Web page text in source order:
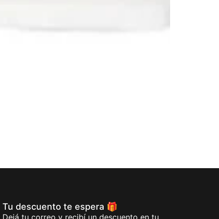
Tu descuento te espera 🎁
Dejá tu correo y recibí un descuento en tu